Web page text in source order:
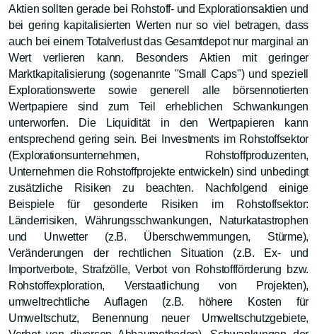
Aktien sollten gerade bei Rohstoff- und Explorationsaktien und
bei gering kapitalisierten Werten nur so viel betragen, dass
auch bei einem Totalverlust das Gesamtdepot nur marginal an
Wert verlieren kann. Besonders Aktien mit geringer
Marktkapitalisierung (sogenannte "Small Caps") und speziell
Explorationswerte sowie generell alle börsennotierten
Wertpapiere sind zum Teil erheblichen Schwankungen
unterworfen. Die Liquidität in den Wertpapieren kann
entsprechend gering sein. Bei Investments im Rohstoffsektor
(Explorationsunternehmen, Rohstoffproduzenten,
Unternehmen die Rohstoffprojekte entwickeln) sind unbedingt
zusätzliche Risiken zu beachten. Nachfolgend einige
Beispiele für gesonderte Risiken im Rohstoffsektor:
Länderrisiken, Währungsschwankungen, Naturkatastrophen
und Unwetter (z.B. Überschwemmungen, Stürme),
Veränderungen der rechtlichen Situation (z.B. Ex- und
Importverbote, Strafzölle, Verbot von Rohstoffförderung bzw.
Rohstoffexploration, Verstaatlichung von Projekten),
umweltrechtliche Auflagen (z.B. höhere Kosten für
Umweltschutz, Benennung neuer Umweltschutzgebiete,